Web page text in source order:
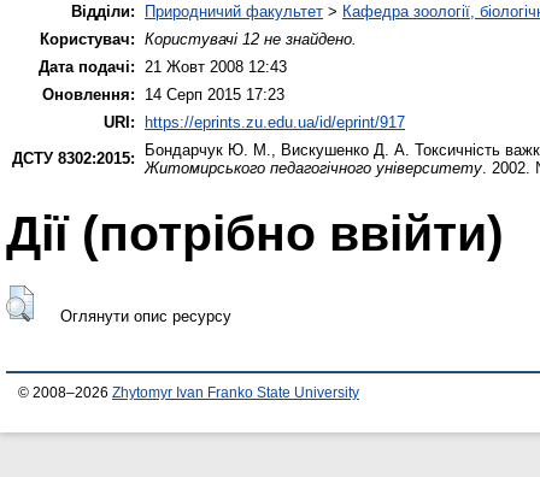
Відділи:
Природничий факультет > Кафедра зоології,
Користувач: Користувачі 12 не знайдено.
Дата подачі:
21 Жовт 2008 12:43
Оновлення:
14 Серп 2015 17:23
URI: https://eprints.zu.edu.ua/id/eprint/917
ДСТУ 8302:2015:
Бондарчук Ю. М. Вискушенко Д. А. Токсичність
Житомирського педагогічного університету .
Дії ​​(потрібно ввійти)
Оглянути опис ресурсу
© 2008–2026 Zhytomyr Ivan Franko State University